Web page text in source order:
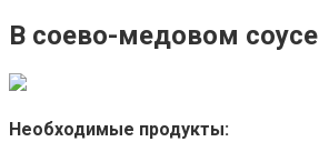
В соево-медовом соусе
Необходимые продукты: